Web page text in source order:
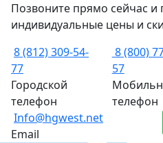
Позвоните прямо сейчас и
индивидуальные цены и
8 (812) 309-54-
77
Городской
телефон
8 (800)
57
телефон
Info@hgwest.net
Email